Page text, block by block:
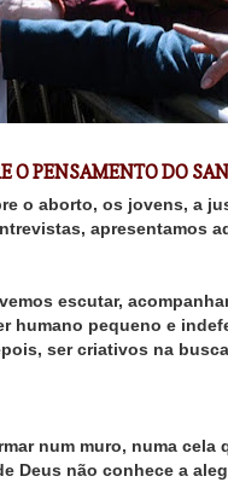
O PENSAMENTO DO
o aborto, os jovens, a
apresentamos
escutar,
humano pequeno e
ser criativos na
num muro, numa
Deus não conhece a